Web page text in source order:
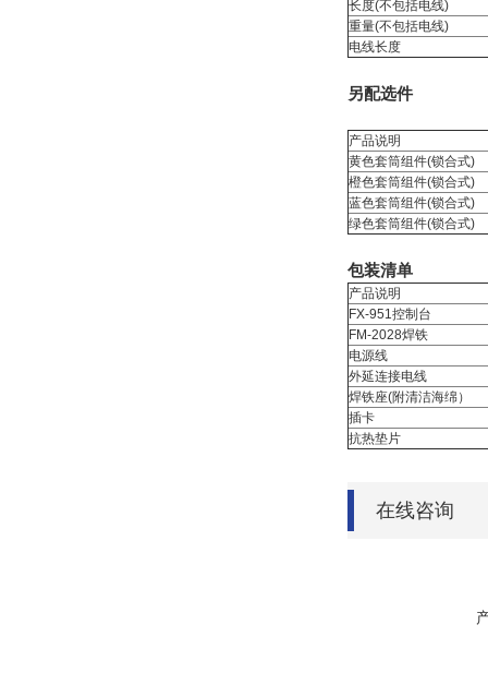
长度(不包括电线)
重量(不包括电线)
电线长度
另配选件
产品说明
黄色套筒组件(锁合式)
橙色套筒组件(锁合式)
蓝色套筒组件(锁合式)
绿色套筒组件(锁合式)
包装清单
产品说明
FX-951控制台
FM-2028焊铁
电源线
外延连接电线
焊铁座(附清洁海绵）
插卡
抗热垫片
在线咨询